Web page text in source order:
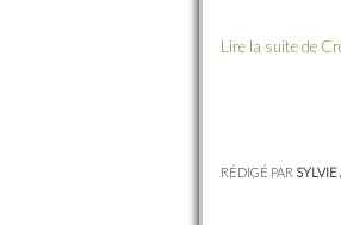
Lire la suite de
RÉDIGÉ PAR